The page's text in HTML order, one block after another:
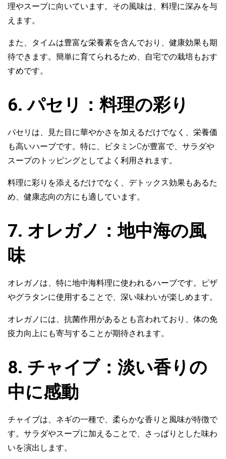
理やスープに向いています。その風味は、料理に深みを与
えます。
また、タイムは豊富な栄養素を含んでおり、健康効果も期
待できます。簡単に育てられるため、自宅での栽培もおす
すめです。
6. パセリ：料理の彩り
パセリは、見た目に華やかさを加えるだけでなく、栄養価
も高いハーブです。特に、ビタミンCが豊富で、サラダや
スープのトッピングとしてよく利用されます。
料理に彩りを添えるだけでなく、デトックス効果もあるた
め、健康志向の方にも適しています。
7. オレガノ：地中海の風
味
オレガノは、特に地中海料理に使われるハーブです。ピザ
やグラタンに使用することで、深い味わいが楽しめます。
オレガノには、抗菌作用があるとも言われており、体の免
疫力向上にも寄与することが期待されます。
8. チャイブ：淡い香りの
中に感動
チャイブは、ネギの一種で、柔らかな香りと風味が特徴で
す。サラダやスープに加えることで、さっぱりとした味わ
いを演出します。